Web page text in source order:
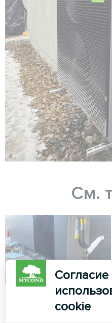
См.
Частный дом
Согласие
cookie